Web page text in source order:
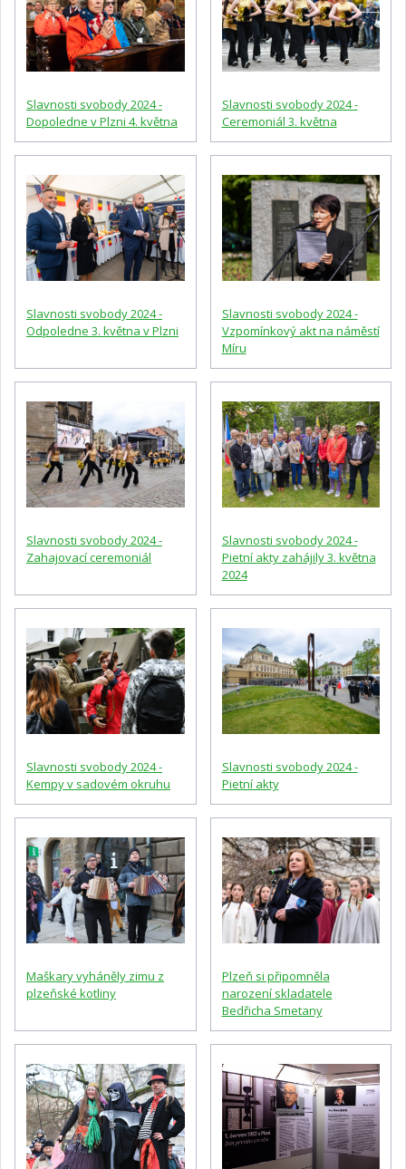
Slavnosti svobody 2024 -
Dopoledne v Plzni 4. května
Slavnosti svobody 2024 -
Ceremoniál 3. května
Slavnosti svobody 2024 -
Odpoledne 3. května v Plzni
Slavnosti svobody 2024 -
Vzpomínkový akt na náměstí
Míru
Slavnosti svobody 2024 -
Zahajovací ceremoniál
Slavnosti svobody 2024 -
Pietní akty zahájily 3. května
2024
Slavnosti svobody 2024 -
Kempy v sadovém okruhu
Slavnosti svobody 2024 -
Pietní akty
Maškary vyháněly zimu z
plzeňské kotliny
Plzeň si připomněla
narození skladatele
Bedřicha Smetany